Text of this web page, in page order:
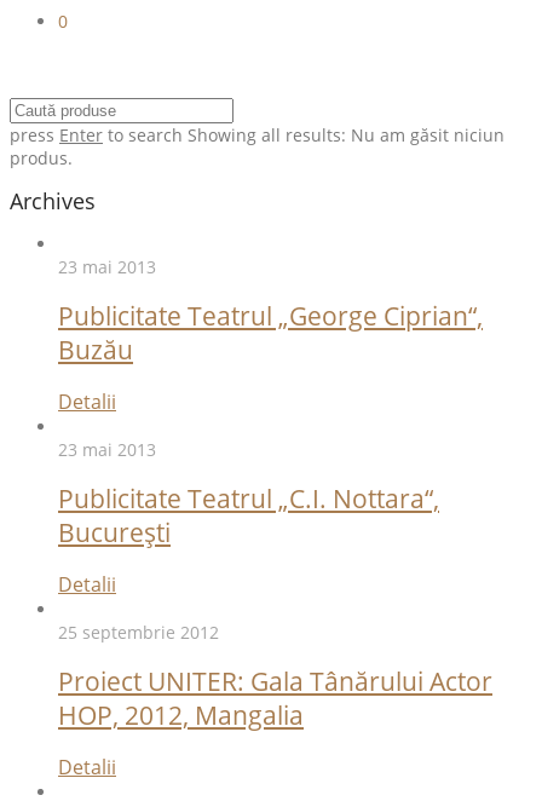
0
press Enter to search Showing all results: Nu am găsit niciun
produs.
Archives
23 mai 2013
Publicitate Teatrul „George Ciprian“,
Buzău
Detalii
23 mai 2013
Publicitate Teatrul „C.I. Nottara“,
Bucureşti
Detalii
25 septembrie 2012
Proiect UNITER: Gala Tânărului Actor
HOP, 2012, Mangalia
Detalii